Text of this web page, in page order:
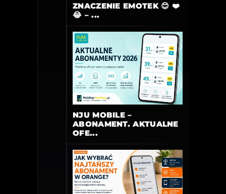
ZNACZENIE EMOTEK 😊 ❤️
😂 – ...
NJU MOBILE –
ABONAMENT. AKTUALNE
OFE...